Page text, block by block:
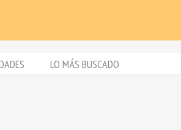
LO MÁS BUSCADO